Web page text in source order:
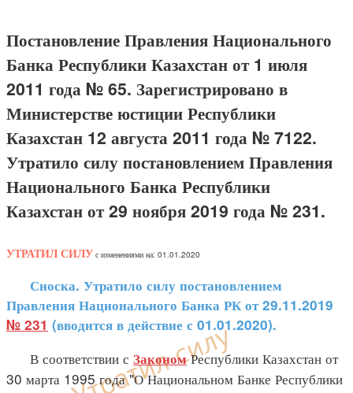
Постановление Правления Национального
Банка Республики Казахстан от 1 июля
2011 года № 65. Зарегистрировано в
Министерстве юстиции Республики
Казахстан 12 августа 2011 года № 7122.
Утратило силу постановлением Правления
Национального Банка Республики
Казахстан от 29 ноября 2019 года № 231.
УТРАТИЛ СИЛУ с изменениями на: 01.01.2020
Сноска. Утратило силу постановлением
Правления Национального Банка РК от 29.11.2019
№ 231 (вводится в действие с 01.01.2020).
В соответствии с ЗакономРеспублики Казахстан от
30 марта 1995 года "О Национальном Банке Республики